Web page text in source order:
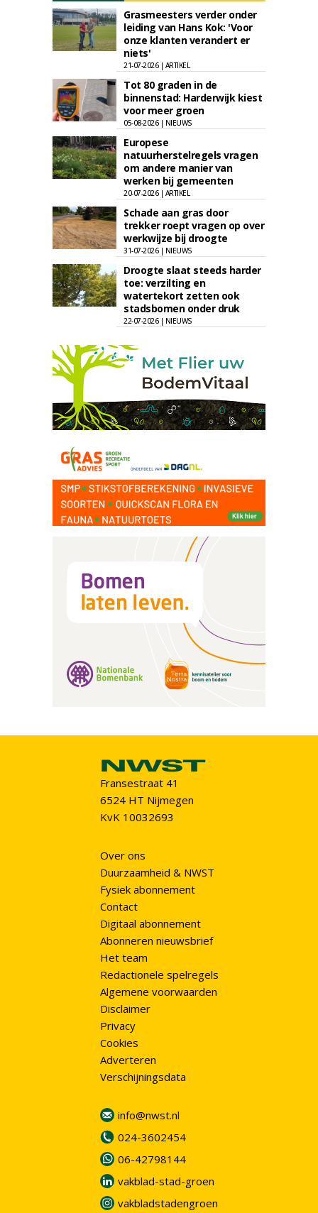
Grasmeesters verder onder
leiding van Hans Kok: 'Voor
onze klanten verandert er
niets'
21-07-2026 | ARTIKEL
Tot 80 graden in de
binnenstad: Harderwijk kiest
voor meer groen
05-08-2026 | NIEUWS
Europese
natuurherstelregels vragen
om andere manier van
werken bij gemeenten
20-07-2026 | ARTIKEL
Schade aan gras door
trekker roept vragen op over
werkwijze bij droogte
31-07-2026 | NIEUWS
Droogte slaat steeds harder
toe: verzilting en
watertekort zetten ook
stadsbomen onder druk
22-07-2026 | NIEUWS
Fransestraat 41
6524 HT Nijmegen
KvK 10032693
Over ons
Duurzaamheid & NWST
Fysiek abonnement
Contact
Digitaal abonnement
Abonneren nieuwsbrief
Het team
Redactionele spelregels
Algemene voorwaarden
Disclaimer
Privacy
Cookies
Adverteren
Verschijningsdata
info@nwst.nl
024-3602454
06-42798144
vakblad-stad-groen
vakbladstadengroen